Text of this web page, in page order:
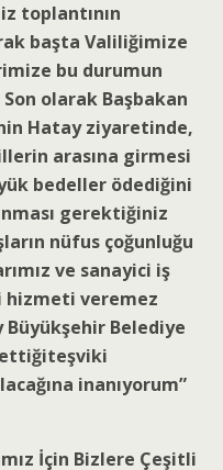
toplantının
başta Valiliğimize
bu durumun
olarak Başbakan
Hatay ziyaretinde,
arasına girmesi
bedeller ödediğini
gerektiğiniz
nüfus çoğunluğu
ve sanayici iş
hizmeti veremez
Belediye
inanıyorum”
İçin Bizlere Çeşitli